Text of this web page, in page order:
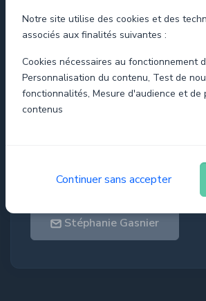
Notre site utilise des cookies et des
associés aux finalités suivantes :
Cookies nécessaires au fonctionnement
Personnalisation du contenu, Test de
fonctionnalités, Mesure d'audience et de
contenus
Continuer sans accepter
supports pédagogiques, peuvent
ou collectives pour un groupe de
des besoins similaires. Pour les
stagiaires concernés peuvent, par
bénéficier d’aménagements
conditions de déroulement du
afin de trouver la meilleure
Stéphanie Gasnier